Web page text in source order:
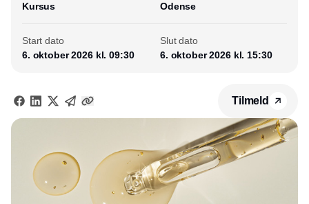
Kursus
Odense
Start dato
6. oktober 2026 kl. 09:30
Slut dato
6. oktober 2026 kl. 15:30
Tilmeld